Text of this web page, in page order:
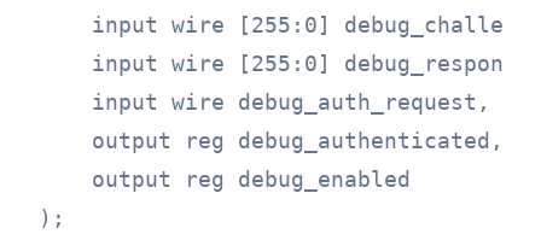
input wire [255:0]
input wire [255:0]
    input wire debug_auth_request,
    output reg debug_authenticated,
    output reg debug_enabled
);